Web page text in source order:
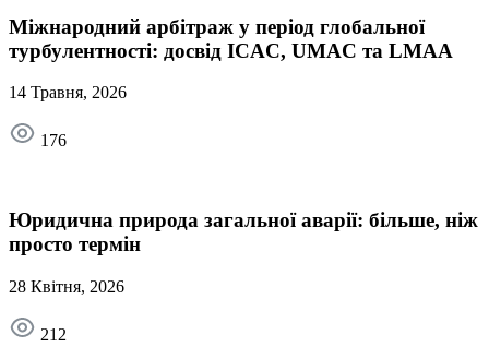
Міжнародний арбітраж у період глобальної
турбулентності: досвід ICAC, UMAC та LMAA
14 Травня, 2026
176
Юридична природа загальної аварії: більше, ніж
просто термін
28 Квітня, 2026
212